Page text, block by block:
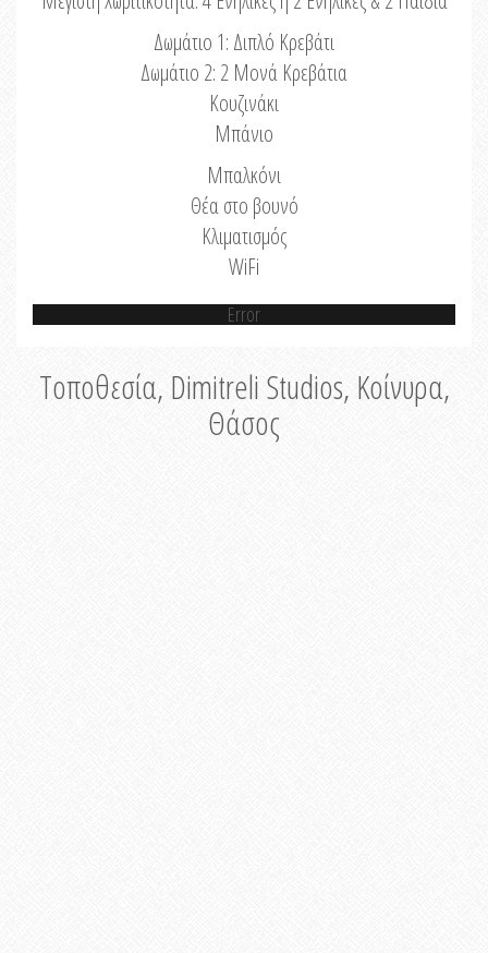
Δωμάτιο 1: Διπλό Κρεβάτι
Δωμάτιο 2: 2 Μονά Κρεβάτια
Κουζινάκι
Μπάνιο
Μπαλκόνι
Θέα στο βουνό
Κλιματισμός
WiFi
Error
Τοποθεσία, Dimitreli Studios, Κοίνυρα,
Θάσος